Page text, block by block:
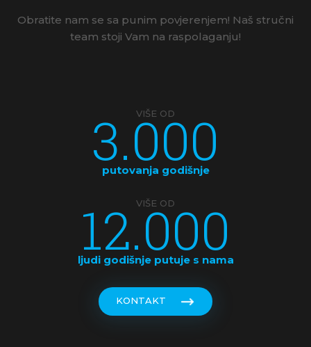
Obratite nam se sa punim povjerenjem! Naš stručni
team stoji Vam na raspolaganju!
VIŠE OD
3.000
putovanja godišnje
VIŠE OD
12.000
ljudi godišnje putuje s nama
KONTAKT